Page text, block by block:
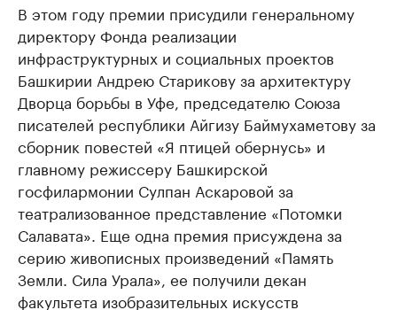
В этом году премии присудили генеральному
директору Фонда реализации
инфраструктурных и социальных проектов
Башкирии Андрею Старикову за архитектуру
Дворца борьбы в Уфе, председателю Союза
писателей республики Айгизу Баймухаметову за
сборник повестей «Я птицей обернусь» и
главному режиссеру Башкирской
госфилармонии Сулпан Аскаровой за
театрализованное представление «Потомки
Салавата». Еще одна премия присуждена за
серию живописных произведений «Память
Земли. Сила Урала», ее получили декан
факультета изобразительных искусств